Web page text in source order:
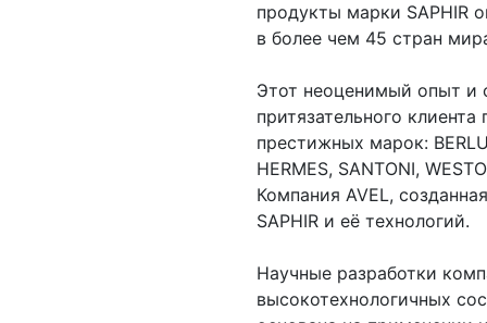
продукты марки SAPHIR
в более чем 45 стран
Этот неоценимый опыт и
притязательного
престижных марок:
HERMES, SANTONI,
Компания AVEL,
SAPHIR и её технологий.
Научные разработки
высокотехнологичных